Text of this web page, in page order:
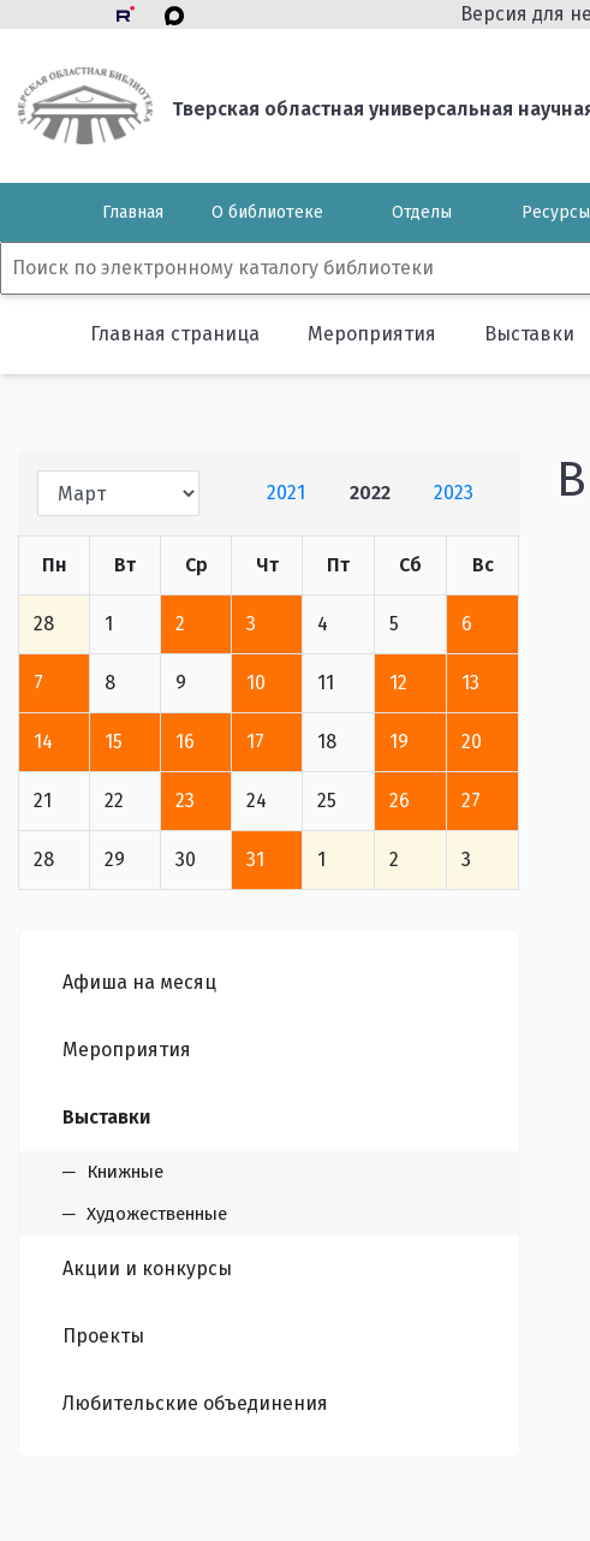
Версия для
Тверская областная универсальная
Главная О библиотеке Отделы Ресурсы
Главная страница Мероприятия Выставки
2021 2022 2023
Пн Вт Ср Чт Пт Сб Вс
28 1 2 3 4 5 6
7 8 9 10 11 12 13
14 15 16 17 18 19 20
21 22 23 24 25 26 27
28 29 30 31 1 2 3
Афиша на месяц
Мероприятия
Выставки
Книжные
Художественные
Акции и конкурсы
Проекты
Любительские объединения